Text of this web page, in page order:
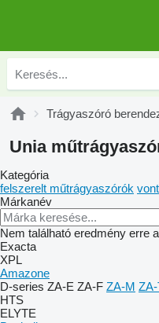
Trágyaszóró
Unia
Kategória
felszerelt műtrágyaszórók
Márkanév
Nem található eredmény erre
Exacta
XPL
Amazone
D-series ZA-E ZA-F ZA-M
HTS
ELYTE